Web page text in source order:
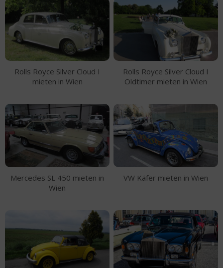
Rolls Royce Silver Cloud I
mieten in Wien
Rolls Royce Silver Cloud I
Oldtimer mieten in Wien
Mercedes SL 450 mieten in
Wien
VW Käfer mieten in Wien